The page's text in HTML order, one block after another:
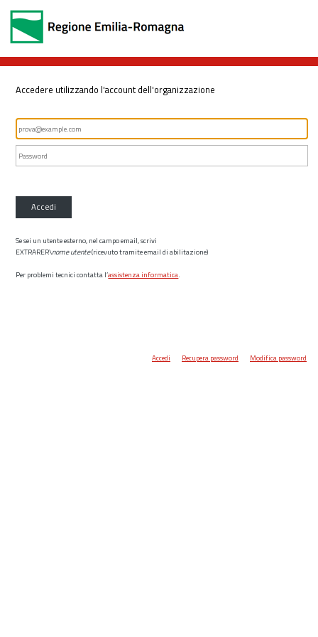
Accedere utilizzando l'account dell'organizzazione
Accedi
Se sei un utente esterno, nel campo email, scrivi
EXTRARER\nome utente(ricevuto tramite email di abilitazione)
Per problemi tecnici contatta l’assistenza informatica.
Accedi Recupera password Modifica password